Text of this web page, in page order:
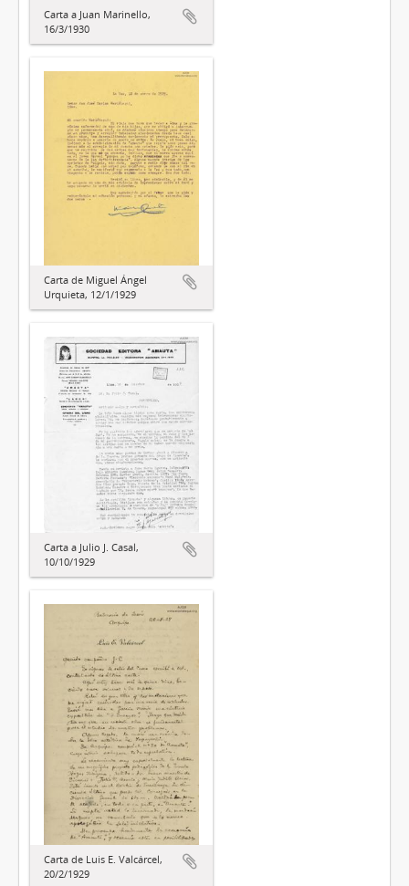
Carta a Juan Marinello,
16/3/1930
Carta de Miguel Ángel
Urquieta, 12/1/1929
Carta a Julio J. Casal,
10/10/1929
Carta de Luis E. Valcárcel,
20/2/1929